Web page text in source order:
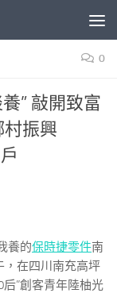
0
” 敲開致富
振興
養的保時捷零件南
，在四川南充高坪
”創客青年陸柚光